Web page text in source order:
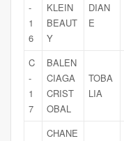
-
1
6
KLEIN
BEAUT
Y
DIAN
E
C
-
1
7
BALEN
CIAGA
CRIST
OBAL
TOBA
LIA
CHANE